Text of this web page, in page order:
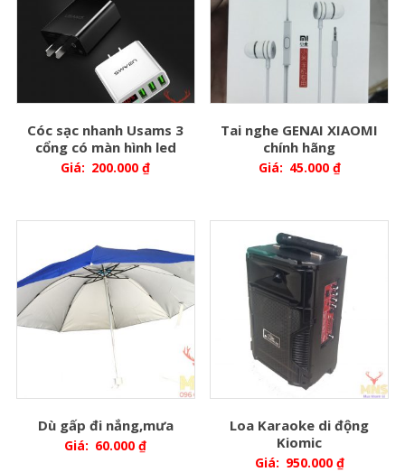
Cóc sạc nhanh Usams 3
cổng có màn hình led
Giá: 200.000₫
Tai nghe GENAI XIAOMI
chính hãng
Giá: 45.000 ₫
Dù gấp đi nắng,mưa
Giá: 60.000₫
Loa Karaoke di động
Kiomic
Giá: 950.000 ₫